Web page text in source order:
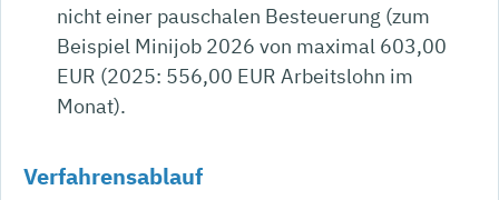
nicht einer pauschalen Besteuerung (zum
Beispiel Minijob 2026 von maximal 603,00
EUR (2025: 556,00 EUR Arbeitslohn im
Monat).
Verfahrensablauf